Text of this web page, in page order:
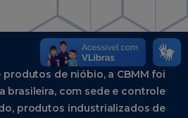
de nióbio, a CBMM foi
brasileira, com sede e controle
produtos industrializados de